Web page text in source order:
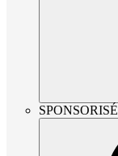
SPONSORISÉ